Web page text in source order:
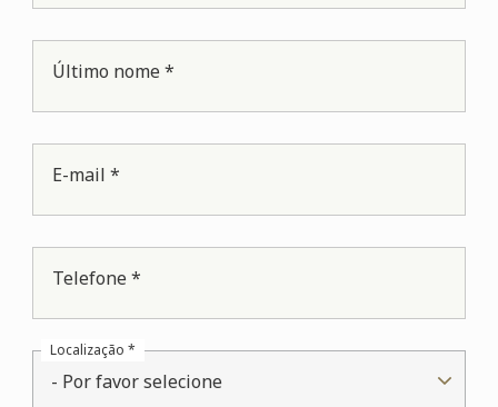
Último nome *
E-mail *
Telefone *
- Por favor selecione
Localização *